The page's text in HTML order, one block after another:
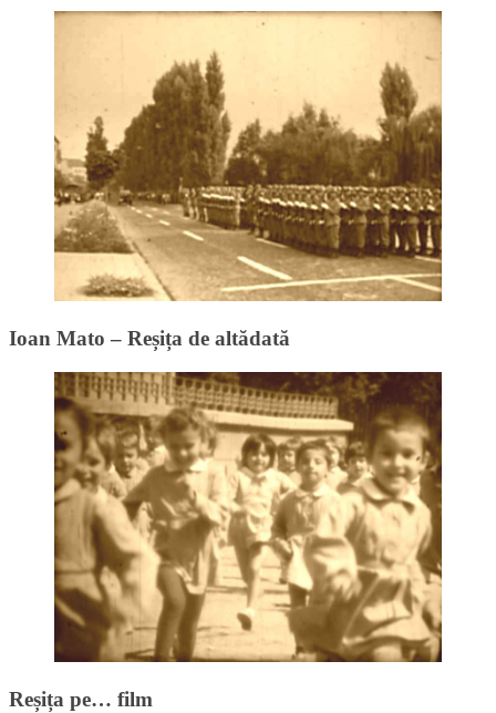
Ioan Mato – Reșița de altădată
Reșița pe… film